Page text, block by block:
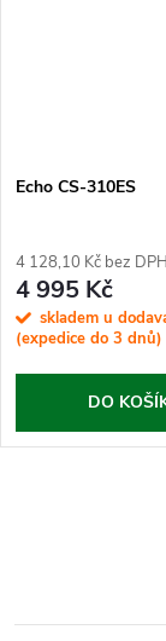
Echo CS-310ES
4 128,10 Kč bez DPH
4 995 Kč
skladem u
(expedice do 3 dnů)
DO